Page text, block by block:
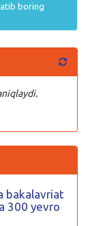
boring
bakalavriat
300 yevro